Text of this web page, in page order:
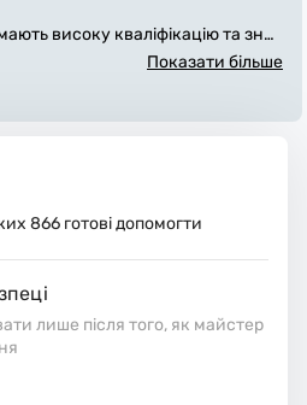
високу кваліфікацію та знач
діагностиці та ремонту холод
Показати більше
866 готові допомогти
лише після того, як майстер